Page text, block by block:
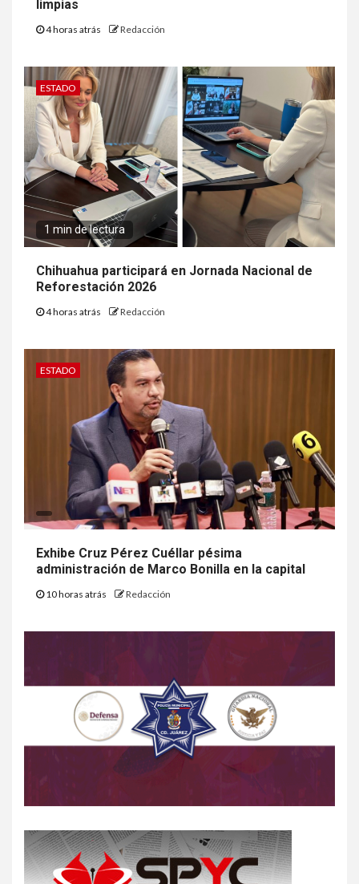
limpias
4 horas atrás Redacción
ESTADO
1 min de lectura
Chihuahua participará en Jornada Nacional de
Reforestación 2026
4 horas atrás Redacción
ESTADO
Exhibe Cruz Pérez Cuéllar pésima
administración de Marco Bonilla en la capital
10 horas atrás Redacción